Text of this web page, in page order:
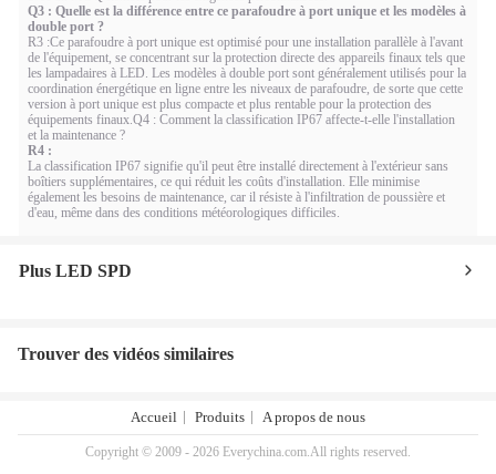
Q3 : Quelle est la différence entre ce parafoudre à port unique et les modèles à
double port ?
R3 :Ce parafoudre à port unique est optimisé pour une installation parallèle à l'avant
de l'équipement, se concentrant sur la protection directe des appareils finaux tels que
les lampadaires à LED. Les modèles à double port sont généralement utilisés pour la
coordination énergétique en ligne entre les niveaux de parafoudre, de sorte que cette
version à port unique est plus compacte et plus rentable pour la protection des
équipements finaux.Q4 : Comment la classification IP67 affecte-t-elle l'installation
et la maintenance ?
R4 :
La classification IP67 signifie qu'il peut être installé directement à l'extérieur sans
boîtiers supplémentaires, ce qui réduit les coûts d'installation. Elle minimise
également les besoins de maintenance, car il résiste à l'infiltration de poussière et
d'eau, même dans des conditions météorologiques difficiles.
Plus LED SPD
Trouver des vidéos similaires
Accueil Produits A propos de nous
Copyright © 2009 - 2026 Everychina.com.All rights reserved.